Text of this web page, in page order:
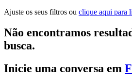
Ajuste os seus filtros ou clique aqui para
Não encontramos
busca.
Inicie uma conversa em